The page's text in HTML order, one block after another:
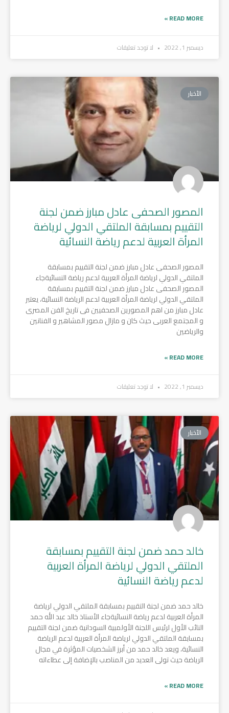
READ MORE »
ديسمبر 1, 2022 لا توجد تعليقات
الأخبار
المصور الصحفى عادل مبارز ضمن لجنة
التقييم بمسابقة الملتقي الدولي لرياضة
المرأة العربية لدعم رياضة النسائية
المصور الصحفى عادل مبارز ضمن لجنة التقييم بمسابقة
الملتقي الدولي لرياضة المرأة العربية لدعم رياضة النسائيةجاء
المصور الصحفى عادل مبارز ضمن لجنة التقييم بمسابقة
الملتقي الدولي لرياضة المرأة العربية لدعم الرياضة النسائية، يعتبر
عادل مبارز من اهم المصورين الصحفيين فى تاريخ الفن المصرى
و المجتمع العربى حيث كان و مازال مصور المشاهير و الفنانين
والرياضين
READ MORE »
ديسمبر 1, 2022 لا توجد تعليقات
الأخبار
خالد حمد ضمن لجنة التقييم بمسابقة
الملتقي الدولي لرياضة المرأة العربية
لدعم رياضة النسائية
خالد حمد ضمن لجنة التقييم بمسابقة الملتقي الدولي لرياضة
المرأة العربية لدعم رياضة النسائيةجاء الأستاذ خالد عبد الله حمد
النائب الأول لرئيس اللجنة الأولمبية السودانية ضمن لجنة التقييم
بمسابقة الملتقي الدولي لرياضة المرأة العربية لدعم الرياضة
النسائية، ويعد خالد حمد من أبرز الشخصيات المؤثرة في مجال
الرياضة حيث تولى العديد من المناصب بالإضافة إلى عطاءاته
READ MORE »